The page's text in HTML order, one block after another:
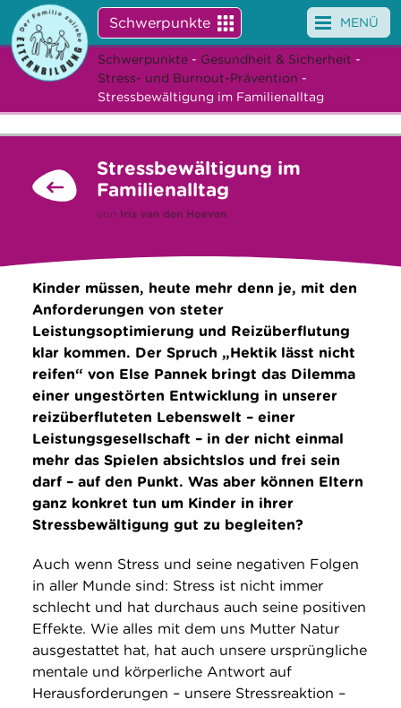
Schwerpunkte
Angebote
Veranstaltungen
Service
Suche
MENÜ
Schwerpunkte - Gesundheit & Sicherheit -
Stress- und Burnout-Prävention -
Stressbewältigung im Familienalltag
Stressbewältigung im
Familienalltag
von Iris van den Hoeven
Kinder müssen, heute mehr denn je, mit den
Anforderungen von steter
Leistungsoptimierung und Reizüberflutung
klar kommen. Der Spruch „Hektik lässt nicht
reifen“ von Else Pannek bringt das Dilemma
einer ungestörten Entwicklung in unserer
reizüberfluteten Lebenswelt – einer
Leistungsgesellschaft – in der nicht einmal
mehr das Spielen absichtslos und frei sein
darf – auf den Punkt. Was aber können Eltern
ganz konkret tun um Kinder in ihrer
Stressbewältigung gut zu begleiten?
Auch wenn Stress und seine negativen Folgen
in aller Munde sind: Stress ist nicht immer
schlecht und hat durchaus auch seine positiven
Effekte. Wie alles mit dem uns Mutter Natur
ausgestattet hat, hat auch unsere ursprüngliche
mentale und körperliche Antwort auf
Herausforderungen – unsere Stressreaktion –